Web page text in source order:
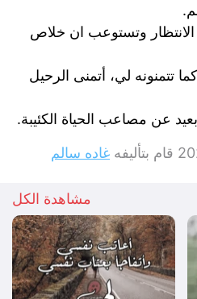
وتستوعب ان خلاص
تتمنونه لي، أتمنى الرحيل
عن مصاعب الحياة الكئيبة.
قام بتأليفه غاده سالم
مشاهدة الكل